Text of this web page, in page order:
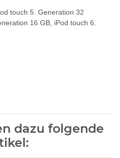
touch 5. Generation 32
16 GB, iPod touch 6.
dazu folgende